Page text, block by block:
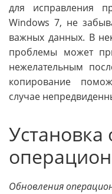
для исправления
Windows 7, не
важных данных. В
проблемы может
нежелательным
копирование
случае
Обновления